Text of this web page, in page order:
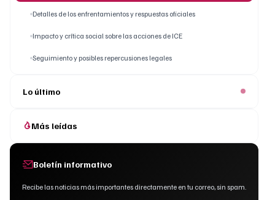
Detalles de los enfrentamientos y respuestas oficiales
Impacto y crítica social sobre las acciones de ICE
Seguimiento y posibles repercusiones legales
Lo último
Más leídas
Boletín informativo
Recibe las noticias más importantes directamente en tu correo, sin spam.